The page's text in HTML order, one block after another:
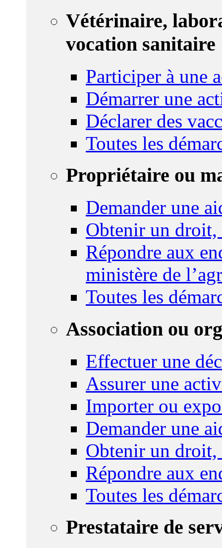
Vétérinaire,
vocation sanitaire
Participer à une
Démarrer une
Déclarer des
Toutes les
Propriétaire ou
Demander une
Obtenir un droit,
Répondre aux
ministère de
Toutes les
Association ou
Effectuer une
Assurer une
Importer ou
Demander une
Obtenir un droit,
Répondre aux
Toutes les
Prestataire de